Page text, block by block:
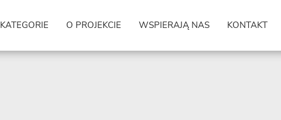
KATEGORIE O PROJEKCIE WSPIERAJĄ NAS KONTAKT